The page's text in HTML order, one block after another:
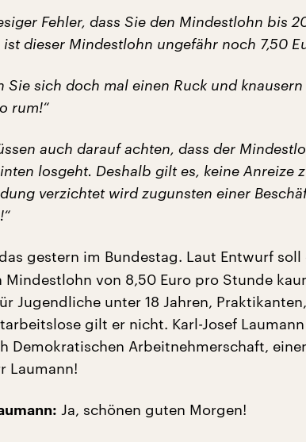
Fehler, dass Sie den Mindestlohn bis
ist dieser Mindestlohn ungefähr noch 7,50
Sie sich doch mal einen Ruck und
rum!“
auch darauf achten, dass der
losgeht. Deshalb gilt es, keine Anreize
verzichtet wird zugunsten einer
gestern im Bundestag. Laut Entwurf soll
Mindestlohn von 8,50 Euro pro Stunde
Jugendliche unter 18 Jahren,
gilt er nicht. Karl-Josef
Demokratischen Arbeitnehmerschaft,
Laumann!
Ja, schönen guten Morgen!